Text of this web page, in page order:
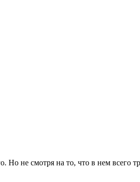
Но не смотря на то, что в нем всего